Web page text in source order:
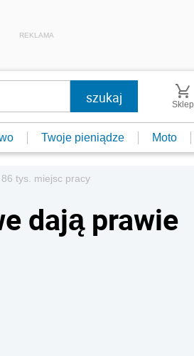
REKLAMA
Sklep
Twoje pieniądze Moto
tys. miejsc pracy
dają prawie